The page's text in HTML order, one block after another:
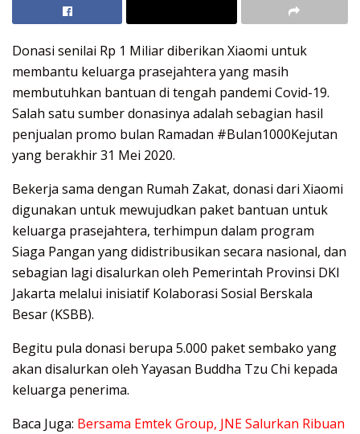
Donasi senilai Rp 1 Miliar diberikan Xiaomi untuk
membantu keluarga prasejahtera yang masih
membutuhkan bantuan di tengah pandemi Covid-19.
Salah satu sumber donasinya adalah sebagian hasil
penjualan promo bulan Ramadan #Bulan1000Kejutan
yang berakhir 31 Mei 2020.
Bekerja sama dengan Rumah Zakat, donasi dari Xiaomi
digunakan untuk mewujudkan paket bantuan untuk
keluarga prasejahtera, terhimpun dalam program
Siaga Pangan yang didistribusikan secara nasional, dan
sebagian lagi disalurkan oleh Pemerintah Provinsi DKI
Jakarta melalui inisiatif Kolaborasi Sosial Berskala
Besar (KSBB).
Begitu pula donasi berupa 5.000 paket sembako yang
akan disalurkan oleh Yayasan Buddha Tzu Chi kepada
keluarga penerima.
Baca Juga: Bersama Emtek Group, JNE Salurkan Ribuan